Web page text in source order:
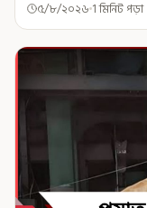
৫/৮/২০২৬ 1 মিনিট পড়া